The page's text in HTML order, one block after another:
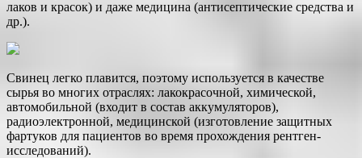
лаков и красок) и даже медицина (антисептические средства и
др.).
Свинец легко плавится, поэтому используется в качестве
сырья во многих отраслях: лакокрасочной, химической,
автомобильной (входит в состав аккумуляторов),
радиоэлектронной, медицинской (изготовление защитных
фартуков для пациентов во время прохождения рентген-
исследований).